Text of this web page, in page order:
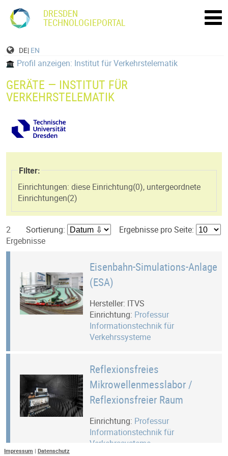
DRESDEN
TECHNOLOGIEPORTAL
DE| EN
Profil anzeigen: Institut für Verkehrstelematik
GERÄTE — INSTITUT FÜR
VERKEHRSTELEMATIK
Filter:
Einrichtungen: diese Einrichtung(0), untergeordnete
Einrichtungen(2)
Ergebnisse pro Seite:
Sortierung:
2
Ergebnisse
Eisenbahn-Simulations-Anlage
(ESA)
Hersteller: ITVS
Einrichtung: Professur
Informationstechnik für
Verkehrssysteme
Reflexionsfreies
Mikrowellenmesslabor /
Reflexions­freier Raum
Einrichtung: Professur
Informationstechnik für
Verkehrssysteme
Impressum | Datenschutz